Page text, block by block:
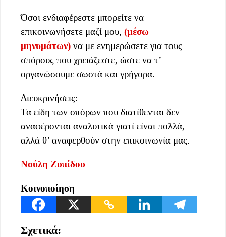
Όσοι ενδιαφέρεστε μπορείτε να
επικοινωνήσετε μαζί μου, (μέσω
μηνυμάτων) να με ενημερώσετε για τους
σπόρους που χρειάζεστε, ώστε να τ’
οργανώσουμε σωστά και γρήγορα.
Διευκρινήσεις:
Τα είδη των σπόρων που διατίθενται δεν
αναφέρονται αναλυτικά γιατί είναι πολλά,
αλλά θ’ αναφερθούν στην επικοινωνία μας.
Νούλη Ζυπίδου
Κοινοποίηση
Σχετικά: